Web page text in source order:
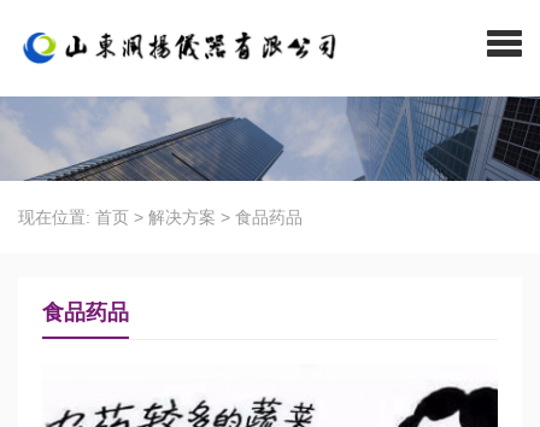
现在位置: 首页 > 解决方案 > 食品药品
食品药品